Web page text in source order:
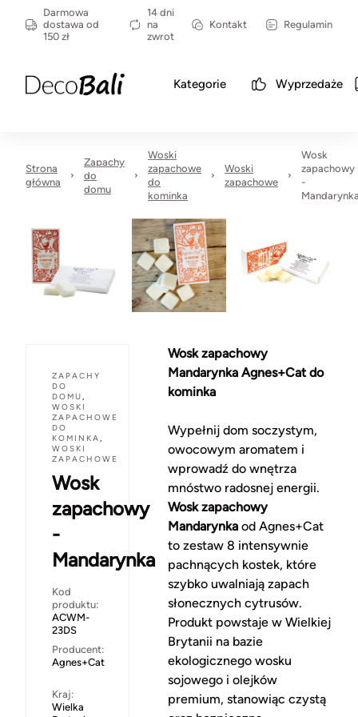
Darmowa
dostawa od
150 zł
14 dni
na
zwrot
Kontakt Regulamin
Kategorie Wyprzedaże
Strona
główna
Zapachy
do
domu
Woski
zapachowe
do
kominka
Woski
zapachowe
Wosk
zapachowy
-
ZAPACHY
DO
DOMU,
WOSKI
ZAPACHOWE
DO
KOMINKA,
WOSKI
ZAPACHOWE
Wosk
zapachowy
-
Mandarynka
Kod
produktu:
ACWM-
23DS
Producent:
Agnes+Cat
Kraj:
Wielka
Wosk zapachowy
Mandarynka Agnes+Cat do
kominka
Wypełnij dom soczystym,
owocowym aromatem i
wprowadź do wnętrza
mnóstwo radosnej energii.
Wosk zapachowy
Mandarynkaod Agnes+Cat
to zestaw 8 intensywnie
pachnących kostek, które
szybko uwalniają zapach
słonecznych cytrusów.
Produkt powstaje w Wielkiej
Brytanii na bazie
ekologicznego wosku
sojowego i olejków
premium, stanowiąc czystą